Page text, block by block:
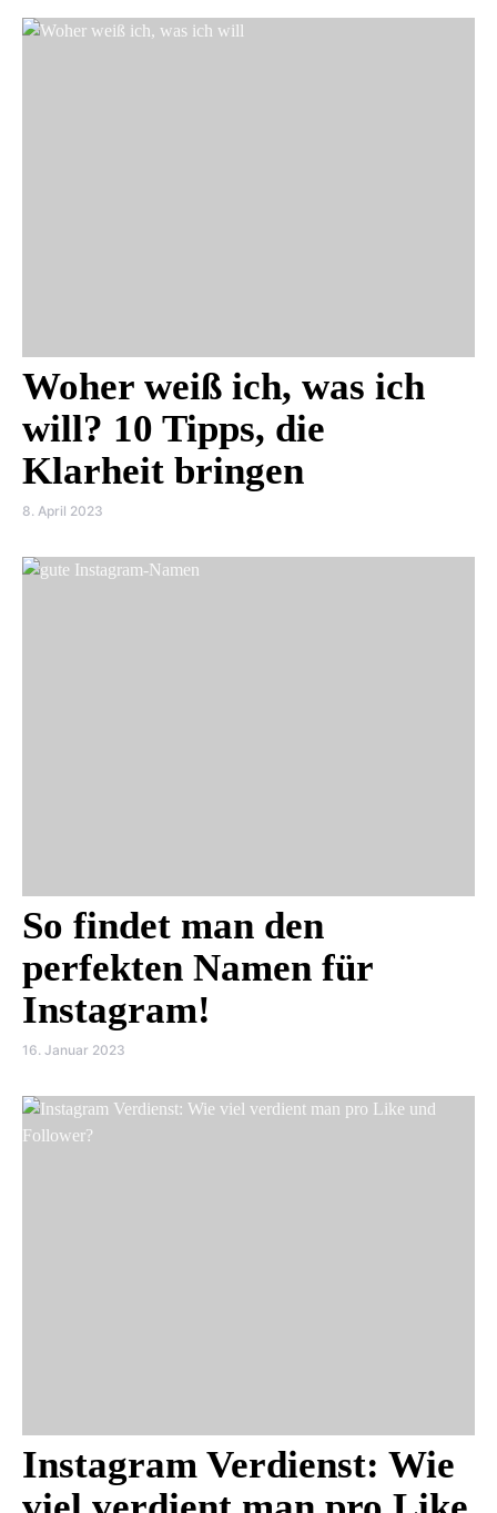
Woher weiß ich, was ich
will? 10 Tipps, die
Klarheit bringen
8. April 2023
So findet man den
perfekten Namen für
Instagram!
16. Januar 2023
Instagram Verdienst: Wie